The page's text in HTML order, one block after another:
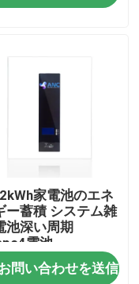
家電池のエネ
ー蓄積 システム雑
池深い周期
電池
問い合わせを送信